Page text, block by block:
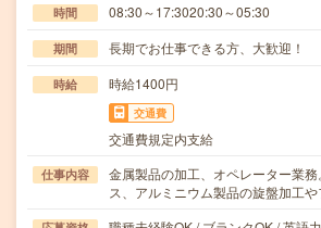
時間 08:30～17:3020:30～05:30
期間 長期でお仕事できる方、大歓迎！
時給 時給1400円
交通費
交通費規定内支給
仕事内容
金属製品の加工、オペレーター業
ス、アルミニウム製品の旋盤加工